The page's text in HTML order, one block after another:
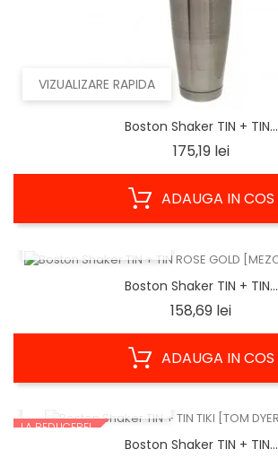
VIZUALIZARE RAPIDA
Boston Shaker TIN + TIN...
175,19 leiPret
ADAUGA IN COS
Boston Shaker TIN + TIN...
158,69 leiPret
ADAUGA IN COS
LA REDUCERE!
Boston Shaker TIN + TIN...